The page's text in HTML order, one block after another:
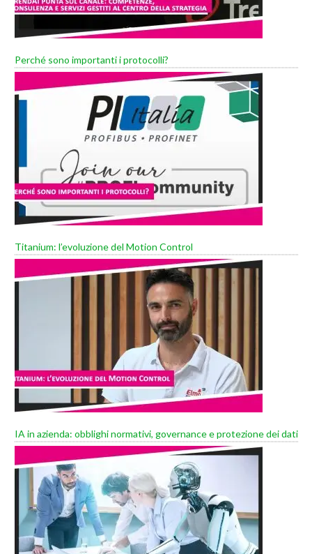
Perché sono importanti i protocolli?
Titanium: l’evoluzione del Motion Control
IA in azienda: obblighi normativi, governance e protezione dei dati